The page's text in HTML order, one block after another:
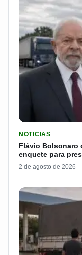
NOTICIAS
Flávio Bolsonaro
enquete para
2 de agosto de 2026